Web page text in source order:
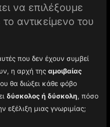
να επιλέξουμε
αντικείμενο του
που δεν έχουν συμβεί
η αρχή τηςαμοιβαίας
θα διώξει κάθε φόβο
δύσκολος ή δύσκολη, πόσο
εξέλιξη μιας γνωριμίας;